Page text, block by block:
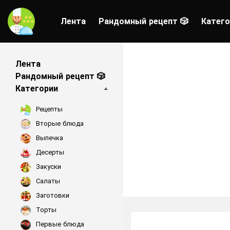
Лента Рандомный рецепт 🎲
Лента
Рандомный рецепт 🎲
Категории
Рецепты
Вторые блюда
Выпечка
Десерты
Закуски
Салаты
Заготовки
Торты
Первые блюда